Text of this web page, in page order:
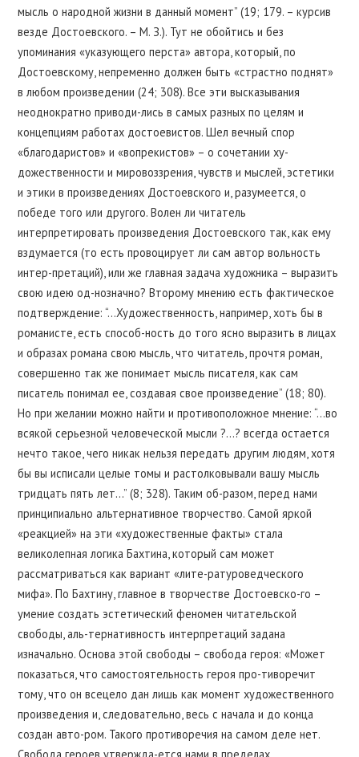
мысль о народной жизни в данный момент” (19; 179. – курсив
везде Достоевского. – М. З.). Тут не обойтись и без
упоминания «указующего перста» автора, который, по
Достоевскому, непременно должен быть «страстно поднят»
в любом произведении (24; 308). Все эти высказывания
неоднократно приводи-лись в самых разных по целям и
концепциям работах достоевистов. Шел вечный спор
«благодаристов» и «вопрекистов» – о сочетании ху-
дожественности и мировоззрения, чувств и мыслей, эстетики
и этики в произведениях Достоевского и, разумеется, о
победе того или другого. Волен ли читатель
интерпретировать произведения Достоевского так, как ему
вздумается (то есть провоцирует ли сам автор вольность
интер-претаций), или же главная задача художника – выразить
свою идею од-нозначно? Второму мнению есть фактическое
подтверждение: “…Художественность, например, хоть бы в
романисте, есть способ-ность до того ясно выразить в лицах
и образах романа свою мысль, что читатель, прочтя роман,
совершенно так же понимает мысль писателя, как сам
писатель понимал ее, создавая свое произведение” (18; 80).
Но при желании можно найти и противоположное мнение: “…во
всякой серьезной человеческой мысли ?…? всегда остается
нечто такое, чего никак нельзя передать другим людям, хотя
бы вы исписали целые томы и растолковывали вашу мысль
тридцать пять лет…” (8; 328). Таким об-разом, перед нами
принципиально альтернативное творчество. Самой яркой
«реакцией» на эти «художественные факты» стала
великолепная логика Бахтина, который сам может
рассматриваться как вариант «лите-ратуроведческого
мифа». По Бахтину, главное в творчестве Достоевско-го –
умение создать эстетический феномен читательской
свободы, аль-тернативность интерпретаций задана
изначально. Основа этой свободы – свобода героя: «Может
показаться, что самостоятельность героя про-тиворечит
тому, что он всецело дан лишь как момент художественного
произведения и, следовательно, весь с начала и до конца
создан авто-ром. Такого противоречия на самом деле нет.